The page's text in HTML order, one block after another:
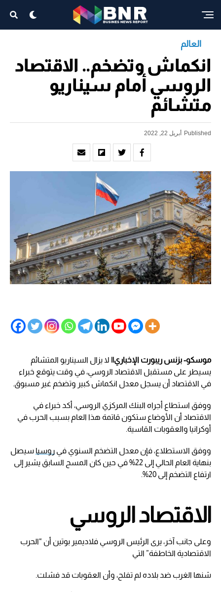
العالم
انكماش وتضخم.. الاقتصاد
الروسي أمام سيناريو
متشائم
Published أبريل 22, 2022
موسكو- بزنس ريبورت الإخباري|| لا يزال السيناريو المتشائم
يسيطر على مستقبل الاقتصاد الروسي، في وقت يتوقع خبراء
في الاقتصاد أن يسجل معدل انكماش كبير وتضخم غير مسبوق.
ووفق استطاع أجراه البنك المركزي الروسي، أكد خبراء في
الاقتصاد أن الأوضاع ستكون قاتمة هذا العام بسبب الحرب في
أوكرانيا والعقوبات القاسية.
ووفق الاستطلاع، فإن معدل التضخم السنوي في روسيا سيصل
بنهاية العام الحالي إلى 22% في حين كان المسح السابق يشير إلى
ارتفاع التضخم إلى 20%.
الاقتصاد الروسي
وعلى جانب آخر، يرى الرئيس الروسي فلاديمير بوتين أن “الحرب
الاقتصادية الخاطفة” التي
شنها الغرب ضد بلاده لم تفلح، وأن العقوبات قد فشلت.